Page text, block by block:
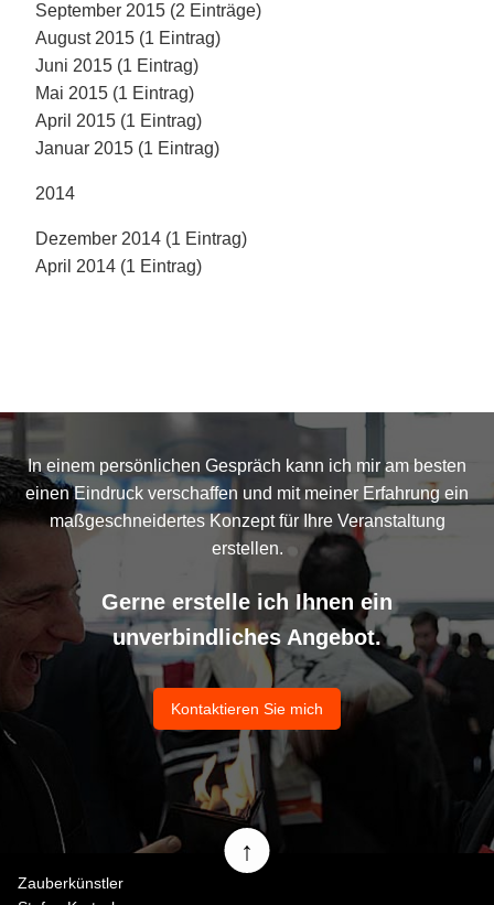
September 2015 (2 Einträge)
August 2015 (1 Eintrag)
Juni 2015 (1 Eintrag)
Mai 2015 (1 Eintrag)
April 2015 (1 Eintrag)
Januar 2015 (1 Eintrag)
2014
Dezember 2014 (1 Eintrag)
April 2014 (1 Eintrag)
In einem persönlichen Gespräch kann ich mir am besten
einen Eindruck verschaffen und mit meiner Erfahrung ein
maßgeschneidertes Konzept für Ihre Veranstaltung
erstellen.
Gerne erstelle ich Ihnen ein
unverbindliches Angebot.
Kontaktieren Sie mich
↑
Zauberkünstler